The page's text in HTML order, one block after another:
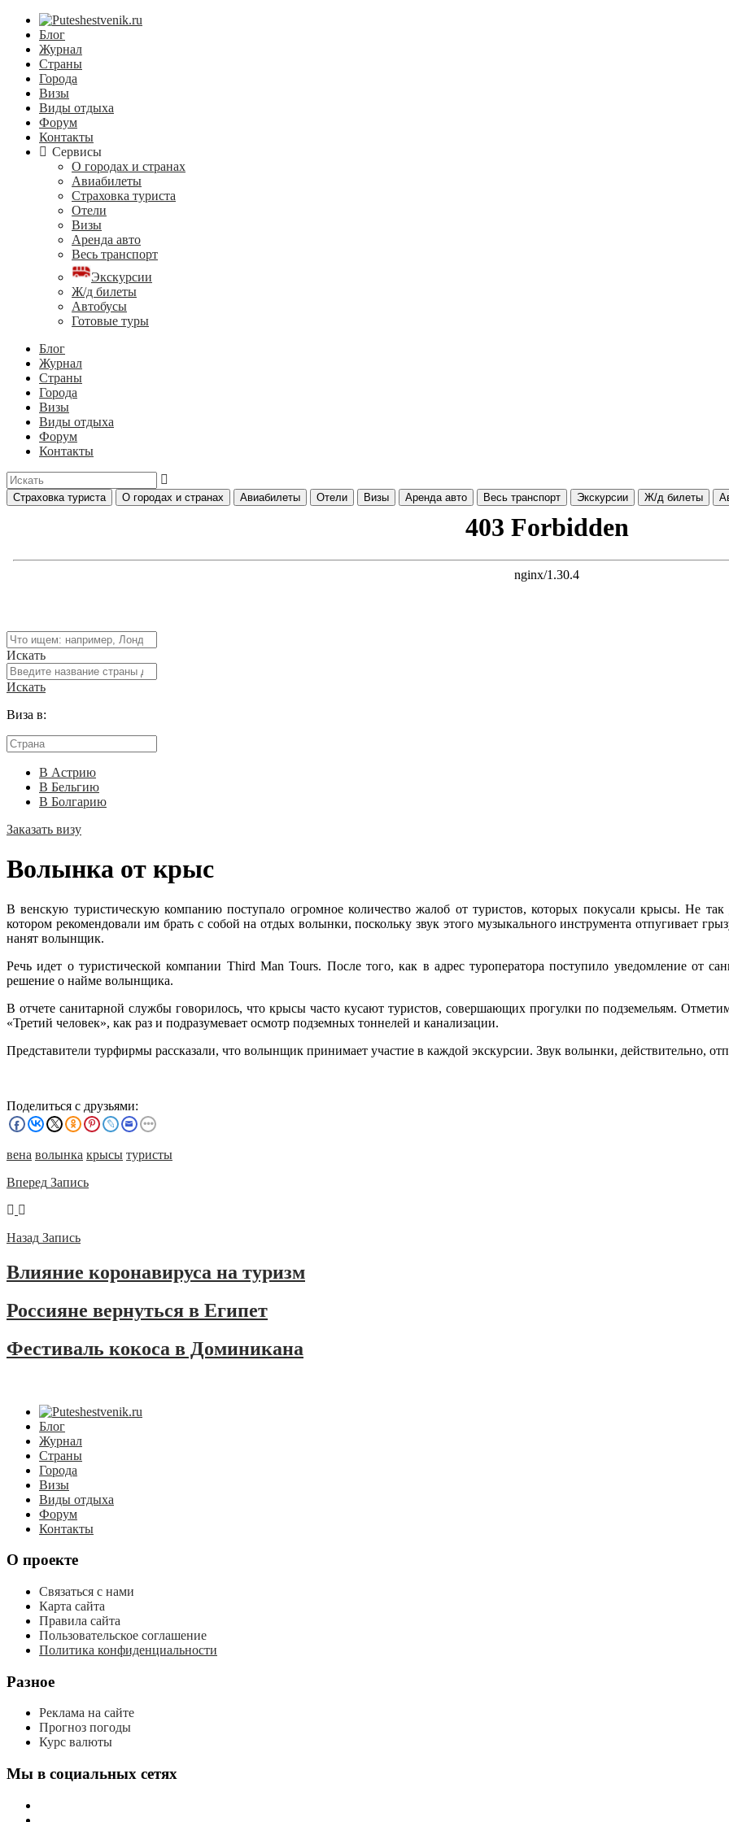
Блог
Журнал
Страны
Города
Визы
Виды отдыха
Форум
Контакты
Сервисы
О городах и странах
Авиабилеты
Страховка туриста
Отели
Визы
Аренда авто
Весь транспорт
Экскурсии
Ж/д билеты
Автобусы
Готовые туры
Блог
Журнал
Страны
Города
Визы
Виды отдыха
Форум
Контакты
Страховка туриста О городах и странах Авиабилеты Отели Визы Аренда авто Весь транспорт Экскурсии Ж/д билеты
Искать
Искать
Виза в:
В Астрию
В Бельгию
В Болгарию
Заказать визу
Волынка от крыс
В венскую туристическую компанию поступало огромное количество жалоб от туристов, которых покусали крысы. Не так
котором рекомендовали им брать с собой на отдых волынки, поскольку звук этого музыкального инструмента отпугивает
нанят волынщик.
Речь идет о туристической компании Third Man Tours. После того, как в адрес туроператора поступило уведомление от
решение о найме волынщика.
В отчете санитарной службы говорилось, что крысы часто кусают туристов, совершающих прогулки по подземельям.
«Третий человек», как раз и подразумевает осмотр подземных тоннелей и канализации.
Представители турфирмы рассказали, что волынщик принимает участие в каждой экскурсии. Звук волынки, действительно,
Поделиться с друзьями:
вена волынка крысы туристы
Вперед Запись
Назад Запись
Влияние коронавируса на туризм
Россияне вернуться в Египет
Фестиваль кокоса в Доминикана
Блог
Журнал
Страны
Города
Визы
Виды отдыха
Форум
Контакты
О проекте
Связаться с нами
Карта сайта
Правила сайта
Пользовательское соглашение
Политика конфиденциальности
Разное
Реклама на сайте
Прогноз погоды
Курс валюты
Мы в социальных сетях